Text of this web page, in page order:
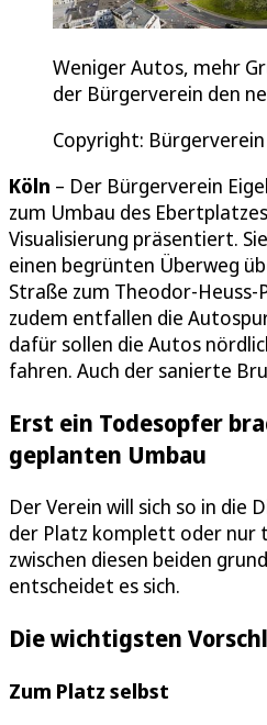
Weniger Autos, mehr
der Bürgerverein den
Copyright:
Köln – Der Bürgerverein
zum Umbau des
Visualisierung präsentiert.
einen begrünten Überweg
Straße zum Theodor-Heuss-
zudem entfallen die
dafür sollen die Autos
fahren. Auch der sanierte
Erst ein Todesopfer
geplanten Umbau
Der Verein will sich so in die
der Platz komplett oder nur
zwischen diesen beiden
entscheidet es sich.
Die wichtigsten
Zum Platz selbst